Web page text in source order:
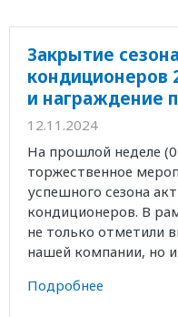
Закрытие
кондиционеров
и награждение
12.11.2024
На прошлой неделе
торжественное
успешного сезона
кондиционеров. В
не только отметили
нашей компании, но и
Подробнее